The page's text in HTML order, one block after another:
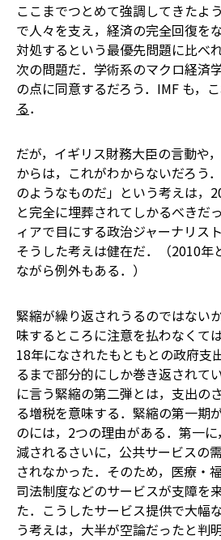
ここまでつとめて強調してきたよ
で人々を支え，経済の完全回復を
対処するという最優先問題に比べ
次の問題だ．学術系のマクロ経済
の点に同意するだろう．IMF も，
る．
だが，イギリス財務大臣の言動や，
からは，これがわからないだろう
のようなものだ」という考えは，
と完全に埋葬されてしかるべきだ
ィアで目にする政治ジャーナリス
そうした考えは健在だ．（2010年
ながら例外もある．）
緊縮が繰り返されうるのではない
味するところに注意を払わなくて
18年になされたもともとの政府支
るまで部分的にしか巻き返されて
に言う緊縮の第二弾とは，支出の
る増税を意味する．緊縮の第一期
のには，2つの理由がある．第一
減されるさいに，公共サービスの
されなかった．そのため，医療・
司法制度などのサービスが支障を
た．こうしたサービス提供で大幅
う考えは，大半が空論だったと判